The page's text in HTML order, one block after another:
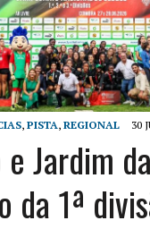
, PISTA, REGIONAL 30
Jardim
da 1ª